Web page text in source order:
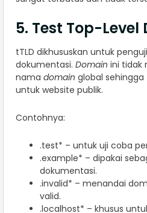
5. Test Top-Level
tTLD dikhususkan untuk
dokumentasi. Domain ini tidak
nama domain global
untuk website publik.
Contohnya:
.test* – untuk uji coba
.example* – dipakai
dokumentasi.
.invalid* – menandai
valid.
.localhost* – khusus